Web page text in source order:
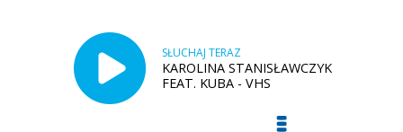
SŁUCHAJ TERAZ
KAROLINA STANISŁAWCZYK
FEAT. KUBA - VHS